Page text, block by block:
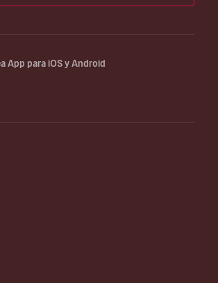
App para iOS y Android